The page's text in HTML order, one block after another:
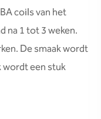
coils van het
na 1 tot 3 weken.
De smaak wordt
wordt een stuk